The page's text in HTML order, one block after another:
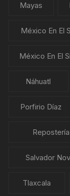
Mayas
México En El
México En El
Náhuatl
Porfirio Díaz
Repostería
Salvador
Tlaxcala